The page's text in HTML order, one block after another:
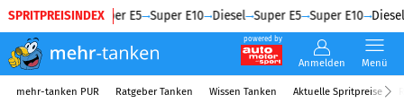
SPRITPREISINDEX
Diesel Super E5 Super E10 Diesel Super E5 Super E10 Diesel
powered by
Anmelden Menü
mehr-tanken PUR Ratgeber Tanken Wissen Tanken Aktuelle Spritpreise